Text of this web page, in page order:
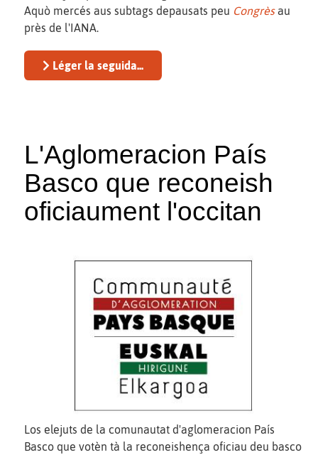
Aquò mercés aus subtags depausats peu Congrèsau
près de l'IANA.
Léger la seguida...
L'Aglomeracion País
Basco que reconeish
oficiaument l'occitan
Los elejuts de la comunautat d'aglomeracion País
Basco que votèn tà la reconeishença oficiau deu basco